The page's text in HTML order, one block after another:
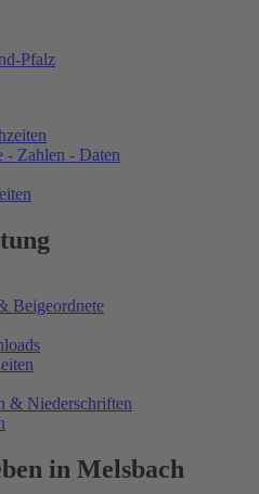
- Zahlen - Daten
Beigeordnete
& Niederschriften
in Melsbach